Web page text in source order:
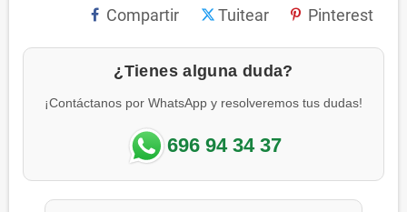
Compartir Tuitear Pinterest
¿Tienes alguna duda?
¡Contáctanos por WhatsApp y resolveremos tus dudas!
696 94 34 37